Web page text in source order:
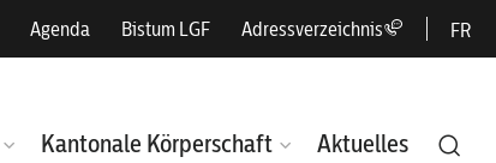
Agenda Bistum LGF Adressverzeichnis FR
Kantonale Körperschaft Aktuelles